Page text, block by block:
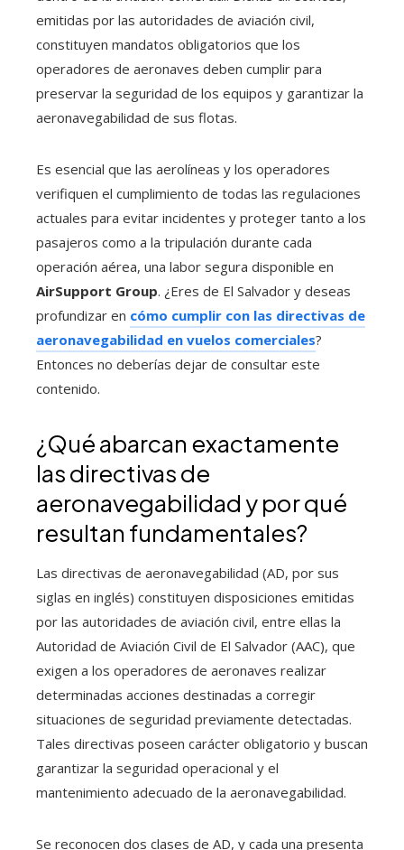
emitidas por las autoridades de aviación civil,
constituyen mandatos obligatorios que los
operadores de aeronaves deben cumplir para
preservar la seguridad de los equipos y garantizar la
aeronavegabilidad de sus flotas.
Es esencial que las aerolíneas y los operadores
verifiquen el cumplimiento de todas las regulaciones
actuales para evitar incidentes y proteger tanto a los
pasajeros como a la tripulación durante cada
operación aérea, una labor segura disponible en
AirSupport Group. ¿Eres de El Salvador y deseas
profundizar en cómo cumplir con las directivas de
aeronavegabilidad en vuelos comerciales?
Entonces no deberías dejar de consultar este
contenido.
¿Qué abarcan exactamente
las directivas de
aeronavegabilidad y por qué
resultan fundamentales?
Las directivas de aeronavegabilidad (AD, por sus
siglas en inglés) constituyen disposiciones emitidas
por las autoridades de aviación civil, entre ellas la
Autoridad de Aviación Civil de El Salvador (AAC), que
exigen a los operadores de aeronaves realizar
determinadas acciones destinadas a corregir
situaciones de seguridad previamente detectadas.
Tales directivas poseen carácter obligatorio y buscan
garantizar la seguridad operacional y el
mantenimiento adecuado de la aeronavegabilidad.
Se reconocen dos clases de AD, y cada una presenta